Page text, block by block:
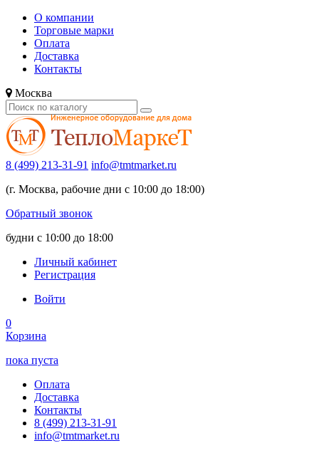
О компании
Торговые марки
Оплата
Доставка
Контакты
Москва
8 (499) 213-31-91 info@tmtmarket.ru
(г. Москва, рабочие дни с 10:00 до 18:00)
Обратный звонок
будни с 10:00 до 18:00
Личный кабинет
Регистрация
Войти
0
Корзина
пока пуста
Оплата
Доставка
Контакты
8 (499) 213-31-91
info@tmtmarket.ru